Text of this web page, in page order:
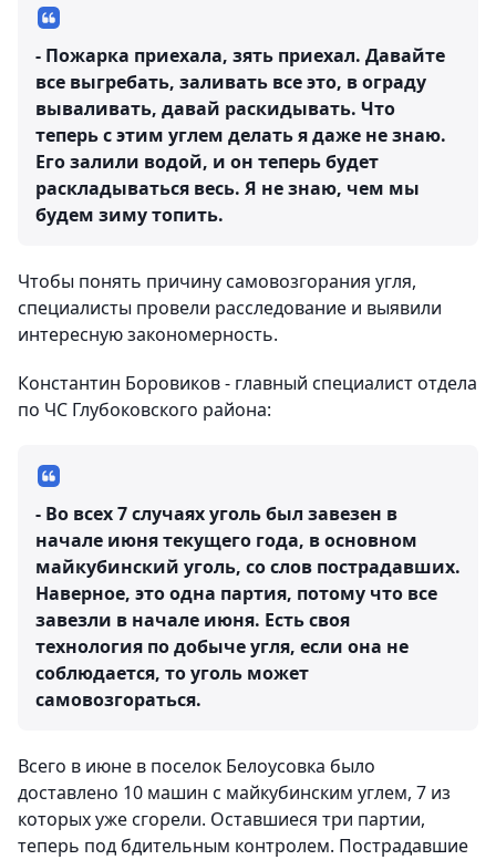
- Пожарка приехала, зять приехал. Давайте
все выгребать, заливать все это, в ограду
вываливать, давай раскидывать. Что
теперь с этим углем делать я даже не знаю.
Его залили водой, и он теперь будет
раскладываться весь. Я не знаю, чем мы
будем зиму топить.
Чтобы понять причину самовозгорания угля,
специалисты провели расследование и выявили
интересную закономерность.
Константин Боровиков - главный специалист отдела
по ЧС Глубоковского района:
- Во всех 7 случаях уголь был завезен в
начале июня текущего года, в основном
майкубинский уголь, со слов пострадавших.
Наверное, это одна партия, потому что все
завезли в начале июня. Есть своя
технология по добыче угля, если она не
соблюдается, то уголь может
самовозгораться.
Всего в июне в поселок Белоусовка было
доставлено 10 машин с майкубинским углем, 7 из
которых уже сгорели. Оставшиеся три партии,
теперь под бдительным контролем. Пострадавшие